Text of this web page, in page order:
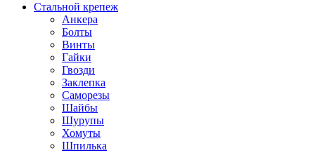
Стальной крепеж
Анкера
Болты
Винты
Гайки
Гвозди
Заклепка
Саморезы
Шайбы
Шурупы
Хомуты
Шпилька